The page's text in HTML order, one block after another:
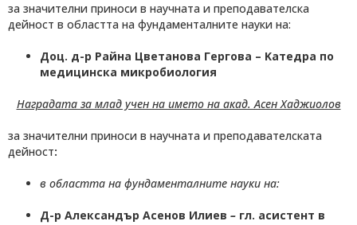
за значителни приноси в научната и преподавателска
дейност в областта на фундаменталните науки на:
Доц. д-р Райна Цветанова Гергова – Kатедра по
медицинска микробиология
Наградата за млад учен на името на акад. Асен Хаджиолов
за значителни приноси в научната и преподавателската
дейност:
в областта на фундаменталните науки на:
Д-р Александър Асенов Илиев – гл. асистент в